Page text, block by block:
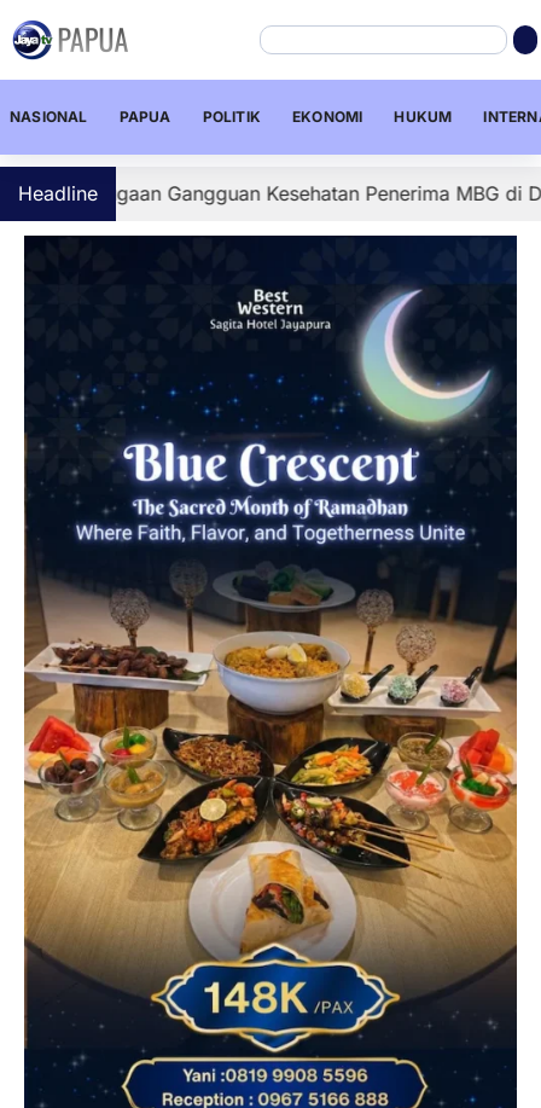
NASIONAL PAPUA POLITIK EKONOMI HUKUM
HeadlineGangguan Kesehatan Penerima MBG di Depapre,